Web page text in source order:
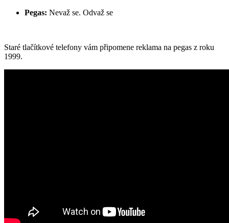
Pegas: Nevaž se. Odvaž se
Staré tlačítkové telefony vám připomene reklama na pegas z roku
1999.